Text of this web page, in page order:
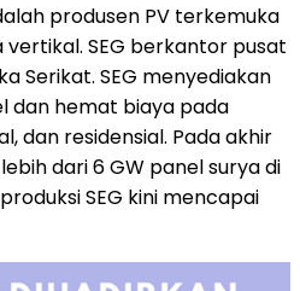
produsen PV terkemuka
SEG berkantor pusat
Serikat. SEG menyediakan
dan hemat biaya pada
dan residensial. Pada akhir
dari 6 GW panel surya di
SEG kini mencapai